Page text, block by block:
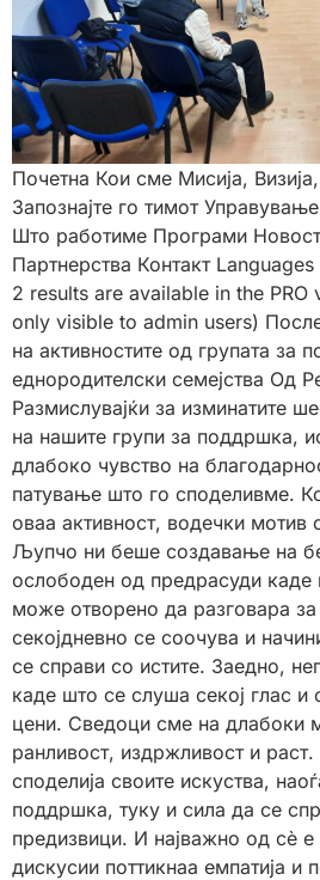
Почетна Кои сме Мисија,
Запознајте го тимот
Што работиме Програми
Партнерства Контакт
2 results are available in the
only visible to admin users)
на активностите од групата за
еднородителски семејства Од
Размислувајќи за изминатите
на нашите групи за поддршка,
длабоко чувство на
патување што го споделивме.
оваа активност, водечки мотив
Љупчо ни беше создавање на
ослободен од предрасуди каде
може отворено да разговара
секојдневно се соочува и
се справи со истите. Заедно,
каде што се слуша секој глас и
цени. Сведоци сме на длабоки
ранливост, издржливост и
споделија своите искуства,
поддршка, туку и сила да се
предизвици. И најважно од сѐ
дискусии поттикнаа емпатија и